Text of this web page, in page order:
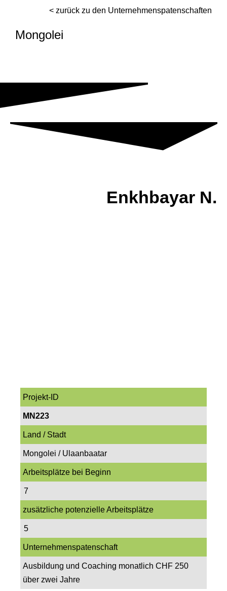
< zurück zu den Unternehmenspatenschaften
Mongolei
Enkhbayar N.
Projekt-ID
MN223
Land / Stadt
Mongolei / Ulaanbaatar
Arbeitsplätze bei Beginn
7
zusätzliche potenzielle Arbeitsplätze
5
Unternehmenspatenschaft
Ausbildung und Coaching monatlich CHF 250
über zwei Jahre